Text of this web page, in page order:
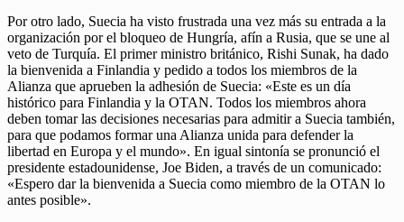
Por otro lado, Suecia ha visto frustrada una vez más su entrada a la
organización por el bloqueo de Hungría, afín a Rusia, que se une al
veto de Turquía. El primer ministro británico, Rishi Sunak, ha dado
la bienvenida a Finlandia y pedido a todos los miembros de la
Alianza que aprueben la adhesión de Suecia: «Este es un día
histórico para Finlandia y la OTAN. Todos los miembros ahora
deben tomar las decisiones necesarias para admitir a Suecia también,
para que podamos formar una Alianza unida para defender la
libertad en Europa y el mundo». En igual sintonía se pronunció el
presidente estadounidense, Joe Biden, a través de un comunicado:
«Espero dar la bienvenida a Suecia como miembro de la OTAN lo
antes posible».